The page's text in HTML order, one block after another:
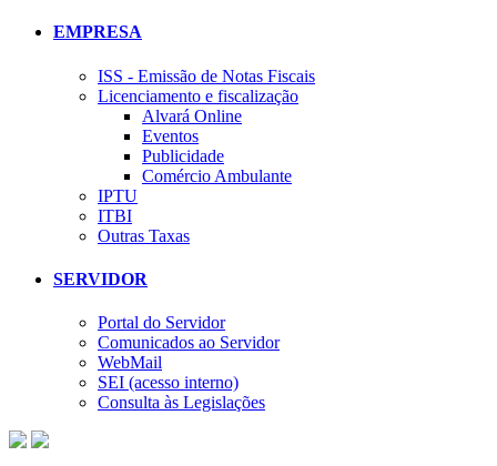
EMPRESA
ISS - Emissão de Notas Fiscais
Licenciamento e fiscalização
Alvará Online
Eventos
Publicidade
Comércio Ambulante
IPTU
ITBI
Outras Taxas
SERVIDOR
Portal do Servidor
Comunicados ao Servidor
WebMail
SEI (acesso interno)
Consulta às Legislações